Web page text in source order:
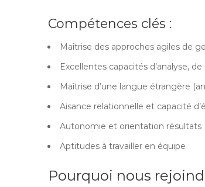
Compétences clés :
Maîtrise des approches agiles de
Excellentes capacités d’analyse,
Maîtrise d’une langue étrangère
Aisance relationnelle et capacité
Autonomie et orientation résultats
Aptitudes à travailler en équipe
Pourquoi nous